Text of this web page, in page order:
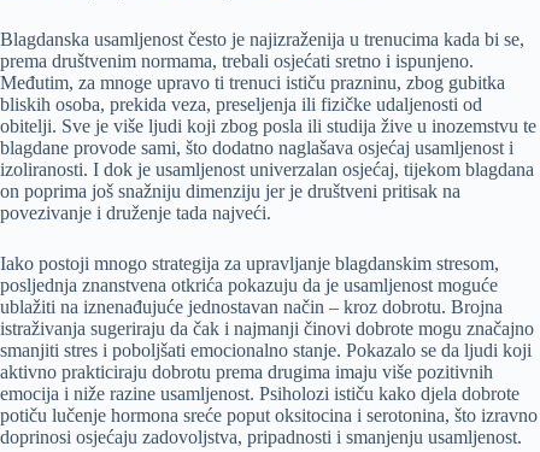
Blagdanska usamljenost često je najizraženija u trenucima kada bi se,
prema društvenim normama, trebali osjećati sretno i ispunjeno.
Međutim, za mnoge upravo ti trenuci ističu prazninu, zbog gubitka
bliskih osoba, prekida veza, preseljenja ili fizičke udaljenosti od
obitelji. Sve je više ljudi koji zbog posla ili studija žive u inozemstvu te
blagdane provode sami, što dodatno naglašava osjećaj usamljenost i
izoliranosti. I dok je usamljenost univerzalan osjećaj, tijekom blagdana
on poprima još snažniju dimenziju jer je društveni pritisak na
povezivanje i druženje tada najveći.
Iako postoji mnogo strategija za upravljanje blagdanskim stresom,
posljednja znanstvena otkrića pokazuju da je usamljenost moguće
ublažiti na iznenađujuće jednostavan način – kroz dobrotu. Brojna
istraživanja sugeriraju da čak i najmanji činovi dobrote mogu značajno
smanjiti stres i poboljšati emocionalno stanje. Pokazalo se da ljudi koji
aktivno prakticiraju dobrotu prema drugima imaju više pozitivnih
emocija i niže razine usamljenost. Psiholozi ističu kako djela dobrote
potiču lučenje hormona sreće poput oksitocina i serotonina, što izravno
doprinosi osjećaju zadovoljstva, pripadnosti i smanjenju usamljenost.